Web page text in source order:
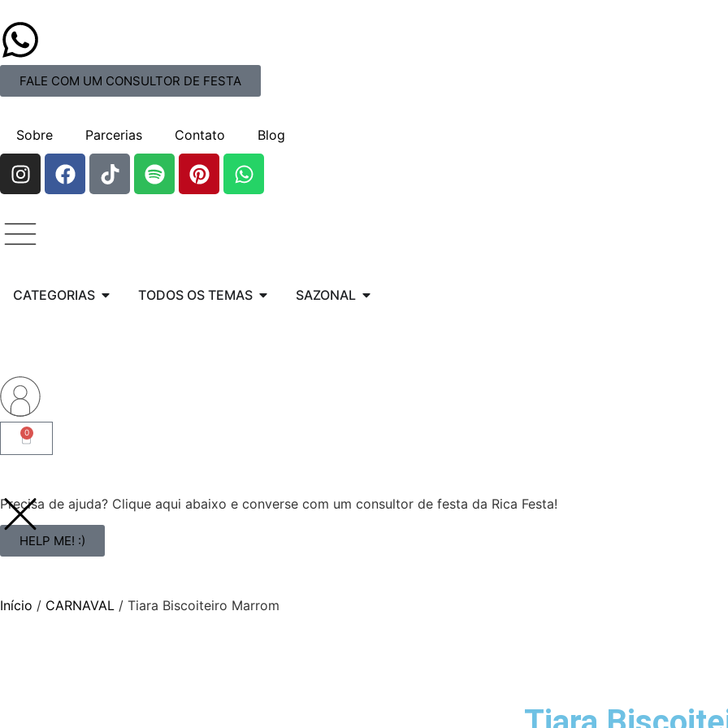
FALE COM UM CONSULTOR DE FESTA
Sobre Parcerias Contato Blog
CATEGORIAS TODOS OS TEMAS SAZONAL
0
Precisa de ajuda? Clique aqui abaixo e converse com um consultor de festa da Rica Festa!
HELP ME! :)
Início / CARNAVAL / Tiara Biscoiteiro Marrom